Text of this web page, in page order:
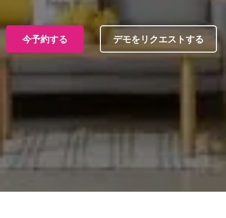
今予約する デモをリクエストする